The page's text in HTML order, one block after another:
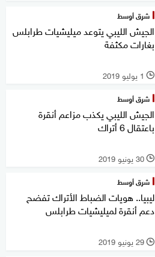
شرق أوسط
الجيش الليبي يتوعد ميليشيات طرابلس
بغارات مكثفة
l 1 يوليو 2019
شرق أوسط
الجيش الليبي يكذب مزاعم أنقرة
باعتقال 6 أتراك
l 30 يونيو 2019
شرق أوسط
ليبيا.. هويات الضباط الأتراك تفضح
دعم أنقرة لميليشيات طرابلس
l 29 يونيو 2019